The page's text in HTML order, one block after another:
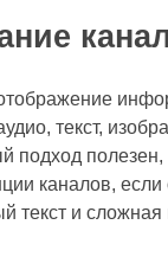
текст,
подход
каналов,
текст и сложная